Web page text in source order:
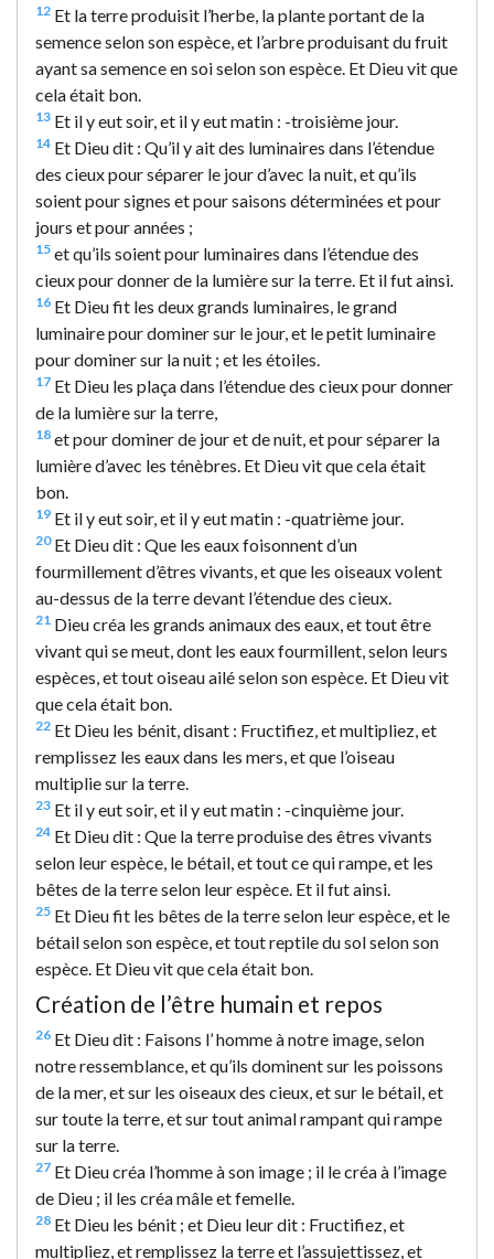
12 Et la terre produisit l’herbe, la plante portant de la
semence selon son espèce, et l’arbre produisant du fruit
ayant sa semence en soi selon son espèce. Et Dieu vit que
cela était bon.
13 Et il y eut soir, et il y eut matin : -troisième jour.
14 Et Dieu dit : Qu’il y ait des luminaires dans l’étendue
des cieux pour séparer le jour d’avec la nuit, et qu’ils
soient pour signes et pour saisons déterminées et pour
jours et pour années ;
15 et qu’ils soient pour luminaires dans l’étendue des
cieux pour donner de la lumière sur la terre. Et il fut ainsi.
16 Et Dieu fit les deux grands luminaires, le grand
luminaire pour dominer sur le jour, et le petit luminaire
pour dominer sur la nuit ; et les étoiles.
17 Et Dieu les plaça dans l’étendue des cieux pour donner
de la lumière sur la terre,
18 et pour dominer de jour et de nuit, et pour séparer la
lumière d’avec les ténèbres. Et Dieu vit que cela était
bon.
19 Et il y eut soir, et il y eut matin : -quatrième jour.
20Et Dieu dit : Que les eaux foisonnent d’un
fourmillement d’êtres vivants, et que les oiseaux volent
au-dessus de la terre devant l’étendue des cieux.
21 Dieu créa les grands animaux des eaux, et tout être
vivant qui se meut, dont les eaux fourmillent, selon leurs
espèces, et tout oiseau ailé selon son espèce. Et Dieu vit
que cela était bon.
22 Et Dieu les bénit, disant : Fructifiez, et multipliez, et
remplissez les eaux dans les mers, et que l’oiseau
multiplie sur la terre.
23 Et il y eut soir, et il y eut matin : -cinquième jour.
24 Et Dieu dit : Que la terre produise des êtres vivants
selon leur espèce, le bétail, et tout ce qui rampe, et les
bêtes de la terre selon leur espèce. Et il fut ainsi.
25 Et Dieu fit les bêtes de la terre selon leur espèce, et le
bétail selon son espèce, et tout reptile du sol selon son
espèce. Et Dieu vit que cela était bon.
Création de l’être humain et repos
26 Et Dieu dit : Faisons l’ homme à notre image, selon
notre ressemblance, et qu’ils dominent sur les poissons
de la mer, et sur les oiseaux des cieux, et sur le bétail, et
sur toute la terre, et sur tout animal rampant qui rampe
sur la terre.
27 Et Dieu créa l’homme à son image ; il le créa à l’image
de Dieu ; il les créa mâle et femelle.
28 Et Dieu les bénit ; et Dieu leur dit : Fructifiez, et
multipliez, et remplissez la terre et l’assujettissez, et